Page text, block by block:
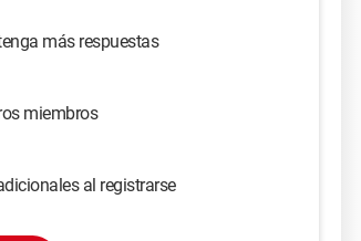
más respuestas
miembros
al registrarse